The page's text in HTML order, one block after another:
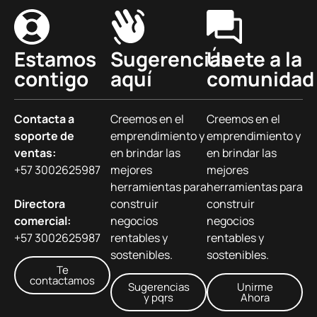
Estamos
contigo
Contacta a
soporte de
ventas:
+57 3002625987
Directora
comercial:
+57 3002625987
Te
contactamos
Sugerencias
aquí
Creemos en el
emprendimiento y
en brindar las
mejores
herramientas para
construir
negocios
rentables y
sostenibles.
Sugerencias
y pqrs
Únete a la
comunidad
Creemos en el
emprendimiento y
en brindar las
mejores
herramientas para
construir
negocios
rentables y
sostenibles.
Unirme
Ahora